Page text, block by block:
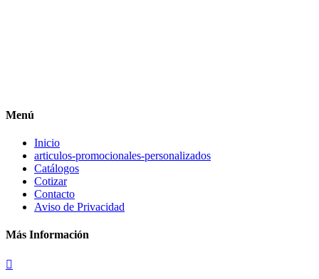
Menú
Inicio
articulos-promocionales-personalizados
Catálogos
Cotizar
Contacto
Aviso de Privacidad
Más Información
